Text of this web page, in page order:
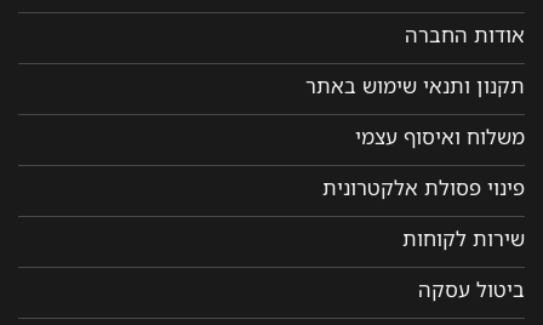
אודות החברה
תקנון ותנאי שימוש באתר
משלוח ואיסוף עצמי
פינוי פסולת אלקטרונית
שירות לקוחות
ביטול עסקה